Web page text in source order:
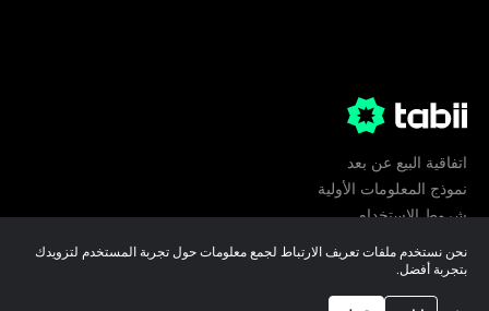
اتفاقية البيع عن بعد
نموذج المعلومات الأولية
شروط الإستخدام
تفضيلات ملفات تعريف الارتباط
نحن نستخدم ملفات تعريف الارتباط لجمع معلومات حول تجربة المستخدم لتزويدك
بتجربة أفضل.